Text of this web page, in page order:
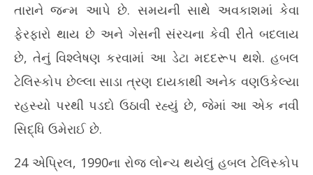
તારાને જન્મ આપે છે. સમયની સાથે અવકાશમાં કેવા
ફેરફારો થાય છે અને ગેસની સંરચના કેવી રીતે બદલાય
છે, તેનું વિશ્લેષણ કરવામાં આ ડેટા મદદરૂપ થશે. હબલ
ટેલિસ્કોપ છેલ્લા સાડા ત્રણ દાયકાથી અનેક વણઉકેલ્યા
રહસ્યો પરથી પડદો ઉઠાવી રહ્યું છે, જેમાં આ એક નવી
સિદ્ધિ ઉમેરાઈ છે.
24 એપ્રિલ, 1990ના રોજ લોન્ચ થયેલું હબલ ટેલિસ્કોપ